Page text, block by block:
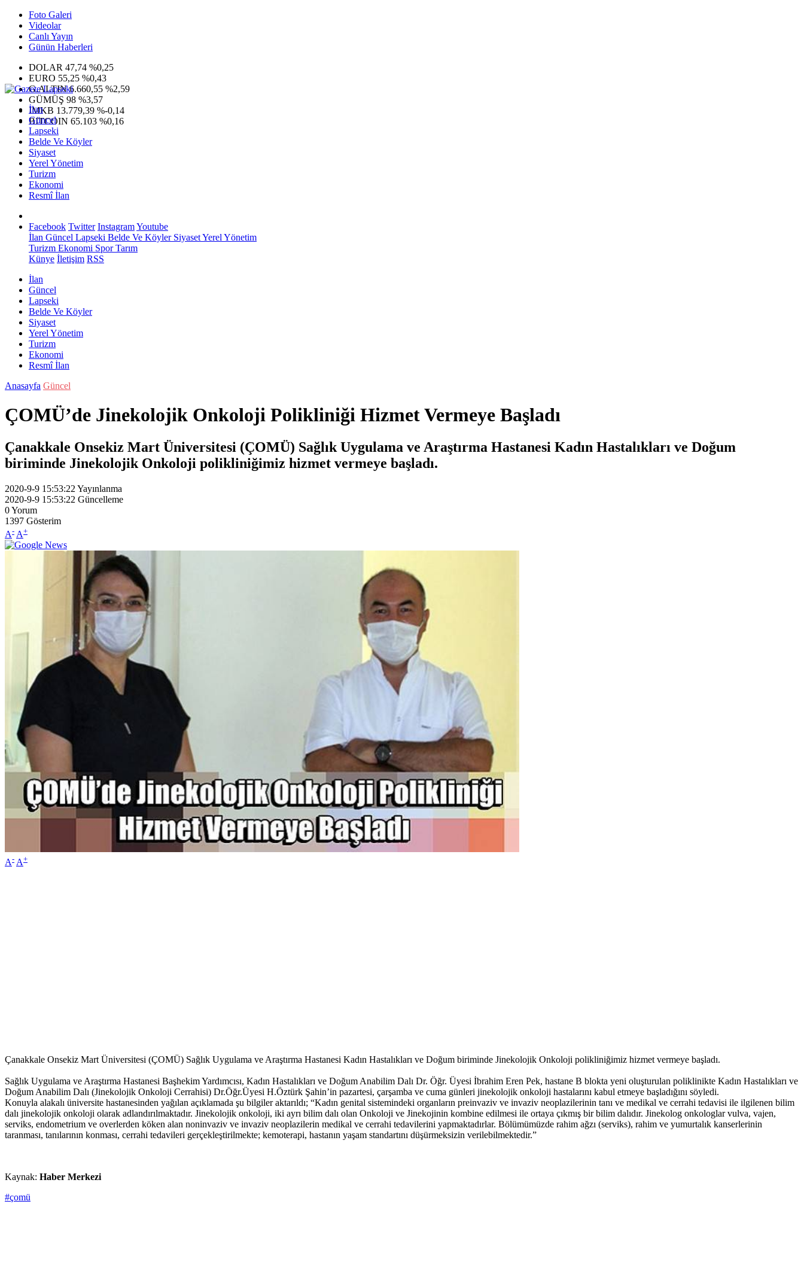
Foto Galeri
Videolar
Canlı Yayın
Günün Haberleri
DOLAR 47,74 %0,25
EURO 55,25 %0,43
G.ALTIN6.660,55 %2,59
GÜMÜŞ 98 %3,57
IMKB 13.779,39 %-0,14
BITCOIN 65.103 %0,16
İlan
Güncel
Lapseki
Belde Ve Köyler
Siyaset
Yerel Yönetim
Turizm
Ekonomi
Resmî İlan
Facebook Twitter InstagramYoutube
İlan Güncel Lapseki Belde Ve KöylerSiyasetYerel Yönetim
Turizm Ekonomi SporTarım
Künye İletişim RSS
İlan
Güncel
Lapseki
Belde Ve Köyler
Siyaset
Yerel Yönetim
Turizm
Ekonomi
Resmî İlan
Anasayfa Güncel
ÇOMÜ’de Jinekolojik Onkoloji Polikliniği Hizmet Vermeye Başladı
Çanakkale Onsekiz Mart Üniversitesi (ÇOMÜ) Sağlık Uygulama ve Araştırma Hastanesi Kadın Hastalıkları ve Doğum
biriminde Jinekolojik Onkoloji polikliniğimiz hizmet vermeye başladı.
2020-9-9 15:53:22 Yayınlanma
2020-9-9 15:53:22 Güncelleme
0Yorum
1397 Gösterim
A- A+
A- A+
Çanakkale Onsekiz Mart Üniversitesi (ÇOMÜ) Sağlık Uygulama ve Araştırma Hastanesi Kadın Hastalıkları ve Doğum biriminde Jinekolojik Onkoloji polikliniğimiz hizmet vermeye başladı.
Sağlık Uygulama ve Araştırma Hastanesi Başhekim Yardımcısı, Kadın Hastalıkları ve Doğum Anabilim Dalı Dr. Öğr. Üyesi İbrahim Eren Pek, hastane B blokta yeni oluşturulan poliklinikte Kadın Hastalıkları ve
Doğum Anabilim Dalı (Jinekolojik Onkoloji Cerrahisi) Dr.Öğr.Üyesi H.Öztürk Şahin’in pazartesi, çarşamba ve cuma günleri jinekolojik onkoloji hastalarını kabul etmeye başladığını söyledi.
Konuyla alakalı üniversite hastanesinden yağılan açıklamada şu bilgiler aktarıldı; “Kadın genital sistemindeki organların preinvaziv ve invaziv neoplazilerinin tanı ve medikal ve cerrahi tedavisi ile ilgilenen bilim
dalı jinekolojik onkoloji olarak adlandırılmaktadır. Jinekolojik onkoloji, iki ayrı bilim dalı olan Onkoloji ve Jinekojinin kombine edilmesi ile ortaya çıkmış bir bilim dalıdır. Jinekolog onkologlar vulva, vajen,
serviks, endometrium ve overlerden köken alan noninvaziv ve invaziv neoplazilerin medikal ve cerrahi tedavilerini yapmaktadırlar. Bölümümüzde rahim ağzı (serviks), rahim ve yumurtalık kanserlerinin
taranması, tanılarının konması, cerrahi tedavileri gerçekleştirilmekte; kemoterapi, hastanın yaşam standartını düşürmeksizin verilebilmektedir.”
Kaynak: Haber Merkezi
#çomü